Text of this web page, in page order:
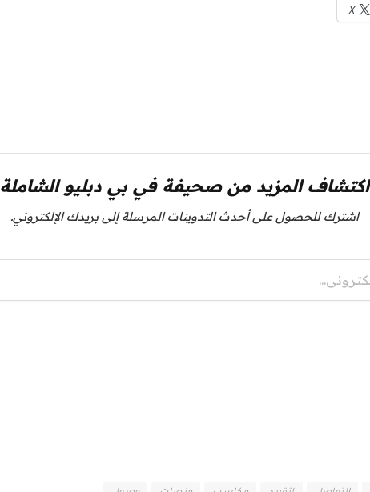
X
اكتشاف المزيد من صحيفة في بي دبليو الشاملة
اشترك للحصول على أحدث التدوينات المرسلة إلى بريدك الإلكتروني.